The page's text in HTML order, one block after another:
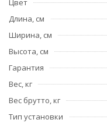
Цвет
Длина, см
Ширина, см
Высота, см
Гарантия
Вес, кг
Вес брутто, кг
Тип установки